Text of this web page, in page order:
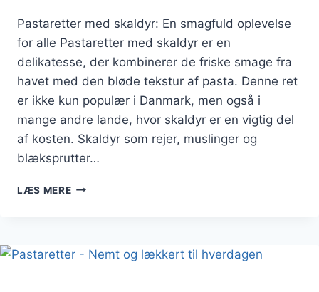
Pastaretter med skaldyr: En smagfuld oplevelse
for alle Pastaretter med skaldyr er en
delikatesse, der kombinerer de friske smage fra
havet med den bløde tekstur af pasta. Denne ret
er ikke kun populær i Danmark, men også i
mange andre lande, hvor skaldyr er en vigtig del
af kosten. Skaldyr som rejer, muslinger og
blæksprutter…
LÆS MEREPASTARETTER
OPLEVELSE